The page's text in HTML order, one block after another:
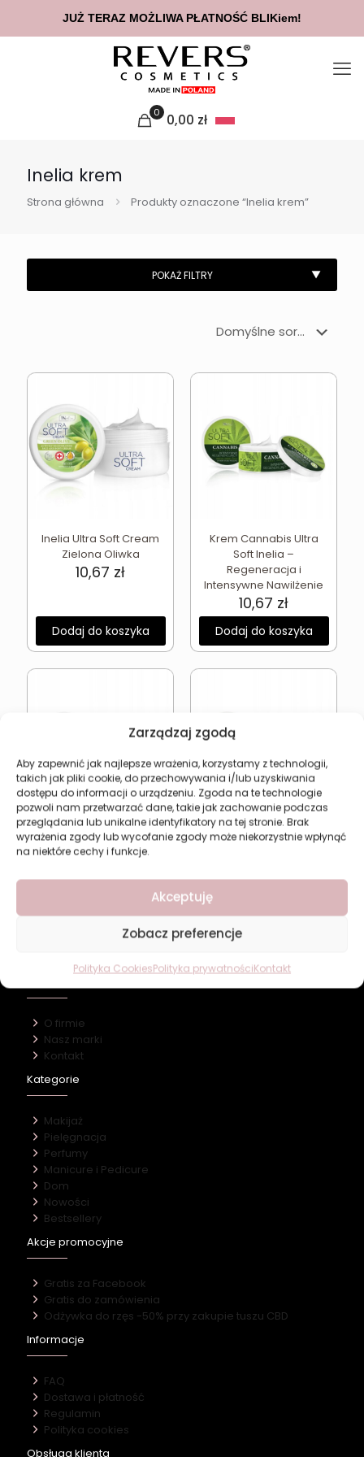
Zarządzaj zgodą
Aby zapewnić jak najlepsze wrażenia, korzystamy z technologii,
takich jak pliki cookie, do przechowywania i/lub uzyskiwania
dostępu do informacji o urządzeniu. Zgoda na te technologie
pozwoli nam przetwarzać dane, takie jak zachowanie podczas
przeglądania lub unikalne identyfikatory na tej stronie. Brak
wyrażenia zgody lub wycofanie zgody może niekorzystnie wpłynąć
na niektóre cechy i funkcje.
Akceptuję
Zobacz preferencje
Polityka CookiesPolityka prywatnościKontakt
0 0,00 zł
Inelia krem
Strona główna Produkty oznaczone “Inelia krem”
Inelia Ultra Soft Cream
Zielona Oliwka
10,67 zł
Dodaj do koszyka
Krem Cannabis Ultra
Soft Inelia –
Regeneracja i
Intensywne Nawilżenie
10,67 zł
Dodaj do koszyka
Krem z Czarną Oliwką
Ultra Soft Inelia
Krem z Kozim Mlekiem
O firmie
Nasz marki
Kontakt
Kategorie
Makijaż
Pielęgnacja
Perfumy
Manicure i Pedicure
Dom
Nowości
Bestsellery
Akcje promocyjne
Gratis za Facebook
Gratis do zamówienia
Odżywka do rzęs -50% przy zakupie tuszu CBD
Informacje
FAQ
Dostawa i płatność
Regulamin
Polityka cookies
Obsługa klienta
JUŻ TERAZ MOŻLIWA PŁATNOŚĆ BLIKiem!